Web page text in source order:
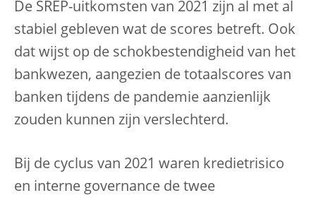
De SREP-uitkomsten van 2021 zijn al met al
stabiel gebleven wat de scores betreft. Ook
dat wijst op de schokbestendigheid van het
bankwezen, aangezien de totaalscores van
banken tijdens de pandemie aanzienlijk
zouden kunnen zijn verslechterd.
Bij de cyclus van 2021 waren kredietrisico
en interne governance de twee